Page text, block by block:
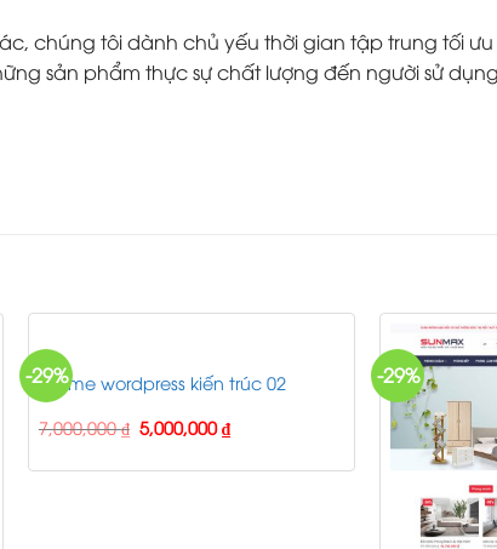
chúng tôi dành chủ yếu thời gian tập trung tối
sản phẩm thực sự chất lượng đến người sử
-29%
Theme wordpress kiến trúc 02
7,000,000₫ Original
price
7,000,000 ₫.
5,000,000₫Current
price
5,000,000 ₫.
-29%